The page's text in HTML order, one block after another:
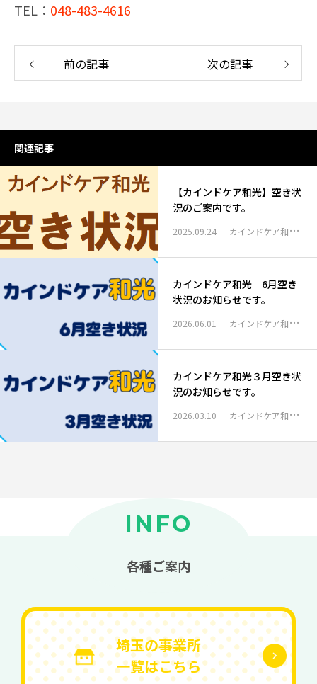
TEL： 048-483-4616
前の記事 次の記事
関連記事
【カインドケア和光】空き状
況のご案内です。
2025.09.24 カインドケア和光 空き状況
カインドケア和光 6月空き
状況のお知らせです。
2026.06.01 カインドケア和光 空き状況
カインドケア和光３月空き状
況のお知らせです。
2026.03.10 カインドケア和光 空き状況
INFO
各種ご案内
埼玉の事業所
一覧はこちら